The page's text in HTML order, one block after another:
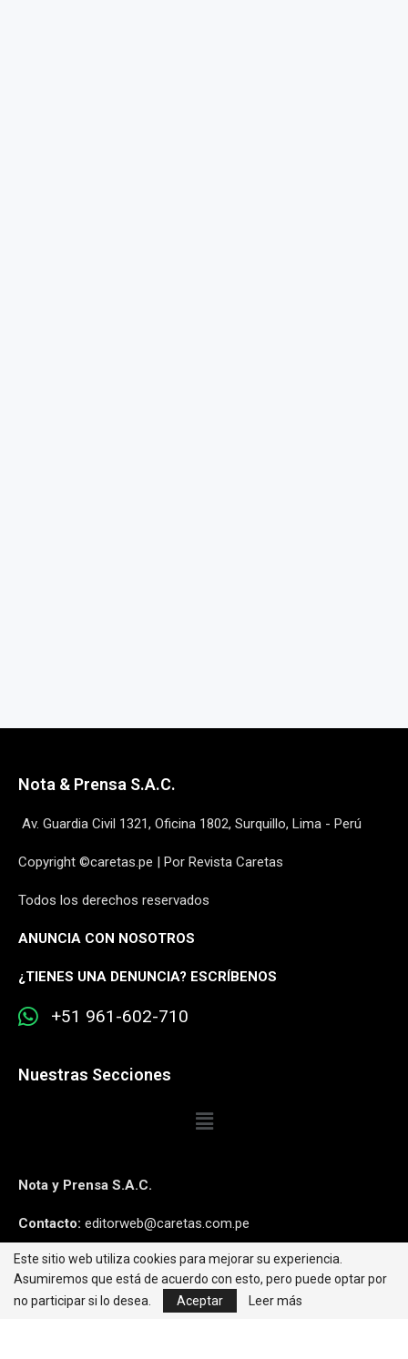
Nota & Prensa S.A.C.
Av. Guardia Civil 1321, Oficina 1802, Surquillo, Lima - Perú
Copyright ©caretas.pe | Por Revista Caretas
Todos los derechos reservados
ANUNCIA CON NOSOTROS
¿TIENES UNA DENUNCIA? ESCRÍBENOS
+51 961-602-710
Nuestras Secciones
Nota y Prensa S.A.C.
Contacto: editorweb@caretas.com.pe
Síguenos:
Este sitio web utiliza cookies para mejorar su experiencia.
Asumiremos que está de acuerdo con esto, pero puede optar por
no participar si lo desea.
Aceptar Leer más